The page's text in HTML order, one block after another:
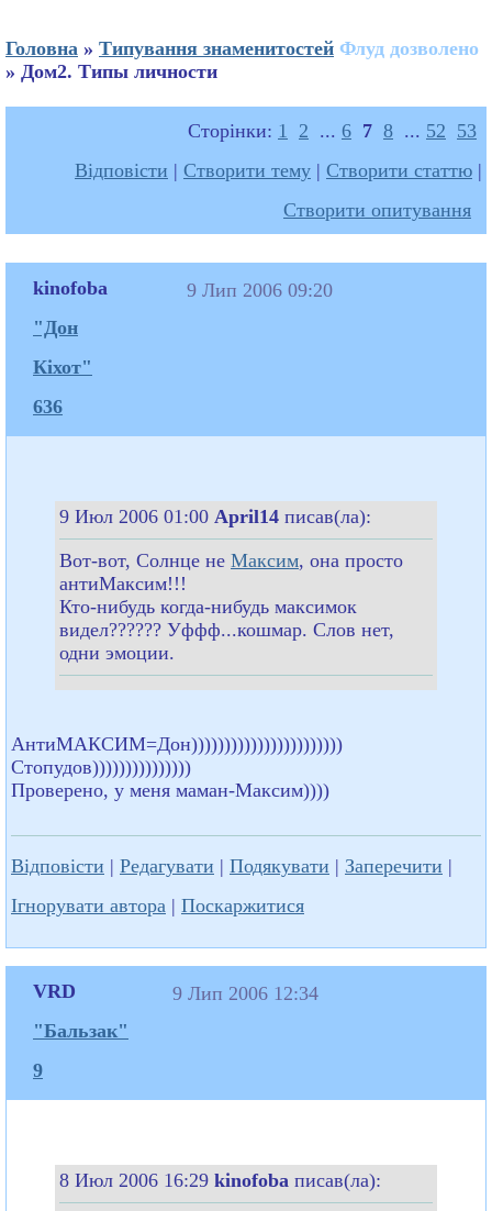
Головна » Типування знаменитостей Флуд дозволено
» Дом2. Типы личности
Сторінки: 1 2 ... 6 7 8 ... 52 53
Відповісти | Створити тему | Створити статтю |
Створити опитування
kinofoba
"Дон
Кіхот"
636
9 Лип 2006 09:20
9 Июл 2006 01:00 April14 писав(ла):
Вот-вот, Солнце не Максим, она просто
антиМаксим!!!
Кто-нибудь когда-нибудь максимок
видел?????? Уффф...кошмар. Слов нет,
одни эмоции.
АнтиМАКСИМ=Дон)))))))))))))))))))))))
Стопудов)))))))))))))))
Проверено, у меня маман-Максим))))
Відповісти | Редагувати | Подякувати | Заперечити |
Ігнорувати автора | Поскаржитися
VRD
"Бальзак"
9
9 Лип 2006 12:34
8 Июл 2006 16:29 kinofoba писав(ла):